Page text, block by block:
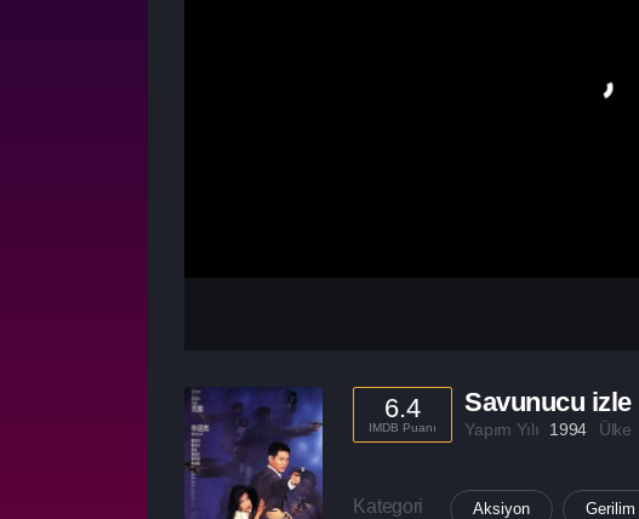
6.4
IMDB Puanı
Savunucu izle
Yapım Yılı 1994 Ülke
Kategori Aksiyon Gerilim